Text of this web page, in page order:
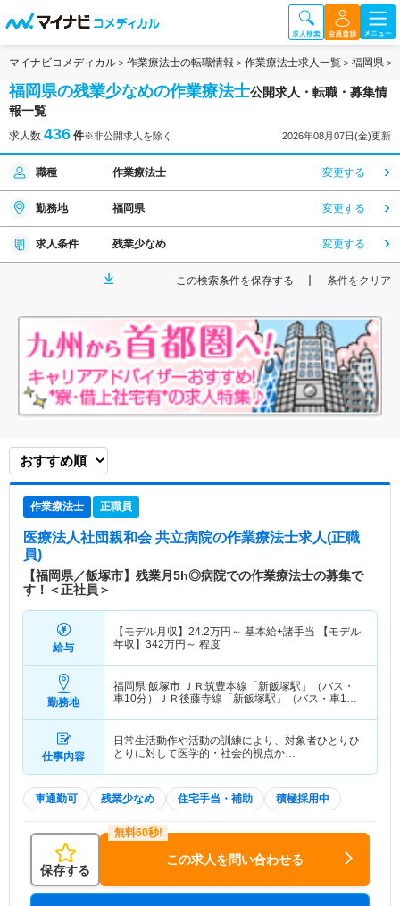
マイナビコメディカル 作業療法士の転職情報 作業療法士求人一覧 福岡県
福岡県の残業少なめの作業療法士公開求人・転職・募集情
報一覧
求人数 436 件※非公開求人を除く 2026年08月07日(金)更新
職種 作業療法士 変更する
勤務地 福岡県 変更する
求人条件 残業少なめ 変更する
この検索条件を保存する 条件をクリア
作業療法士 正職員
医療法人社団親和会 共立病院の作業療法士求人(正職
員)
【福岡県／飯塚市】残業月5h◎病院での作業療法士の募集で
す！＜正社員＞
給与
【モデル月収】 24.2万円～ 基本給+諸手当 【モデル
年収】 342万円～ 程度
勤務地
福岡県 飯塚市
ＪＲ筑豊本線「新飯塚駅」（バス・
車10分）ＪＲ後藤寺線「新飯塚駅」（バス・車10
仕事内容
日常生活動作や活動の訓練により、対象者ひとりひ
とりに対して医学的・社会的視点か…
車通勤可 残業少なめ 住宅手当・補助 積極採用中
保存する
この求人を問い合わせる